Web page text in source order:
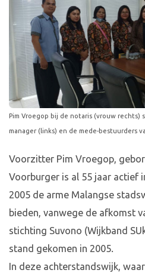
Pim Vroegop bij de notaris (vrouw rechts)
manager (links) en de mede-bestuurders
Voorzitter Pim Vroegop,
Voorburger is al 55 jaar actief
2005 de arme Malangse
bieden, vanwege de afkomst
stichting Suvono (Wijkband
stand gekomen in 2005.
In deze achterstandswijk,